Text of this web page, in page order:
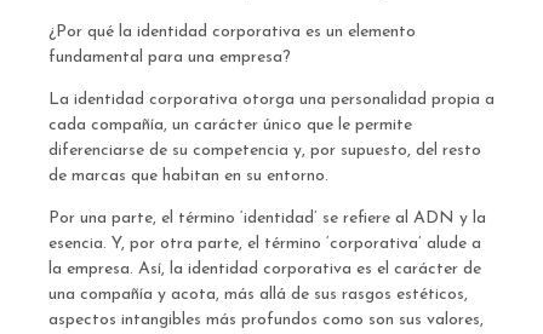
¿Por qué la identidad corporativa es un elemento
fundamental para una empresa?
La identidad corporativa otorga una personalidad propia a
cada compañía, un carácter único que le permite
diferenciarse de su competencia y, por supuesto, del resto
de marcas que habitan en su entorno.
Por una parte, el término ‘identidad’ se refiere al ADN y la
esencia. Y, por otra parte, el término ‘corporativa’ alude a
la empresa. Así, la identidad corporativa es el carácter de
una compañía y acota, más allá de sus rasgos estéticos,
aspectos intangibles más profundos como son sus valores,